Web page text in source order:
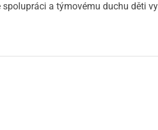
a týmovému duchu děti